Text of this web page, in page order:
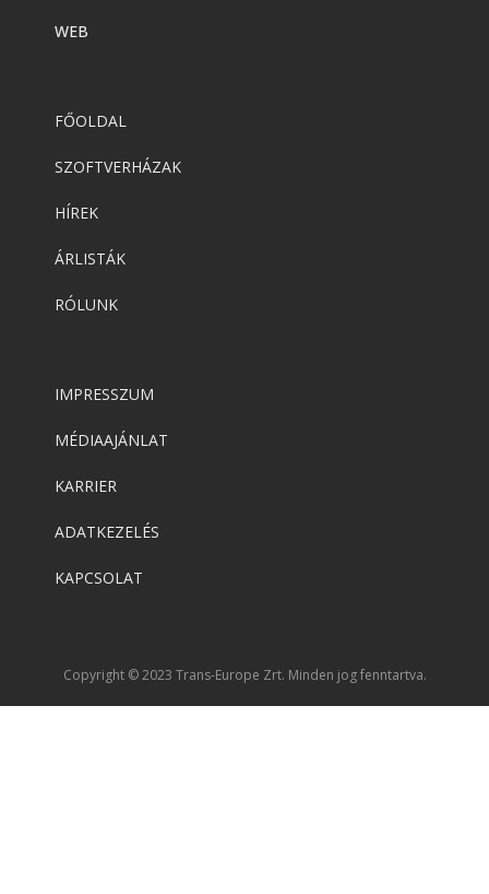
WEB
FŐOLDAL
SZOFTVERHÁZAK
HÍREK
ÁRLISTÁK
RÓLUNK
IMPRESSZUM
MÉDIAAJÁNLAT
KARRIER
ADATKEZELÉS
KAPCSOLAT
Copyright © 2023 Trans-Europe Zrt. Minden jog fenntartva.